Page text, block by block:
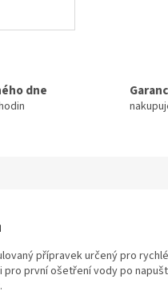
dne
přípravek určený pro
první ošetření vody po